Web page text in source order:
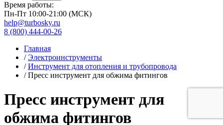
Время работы:
Пн-Пт 10:00-21:00 (МСК)
help@turbosky.ru
8 (800) 444-00-26
Главная
/Электроинструменты
/Инструмент для отопления и трубопровода
/ Пресс инструмент для обжима фитингов
Пресс инструмент для
обжима фитингов